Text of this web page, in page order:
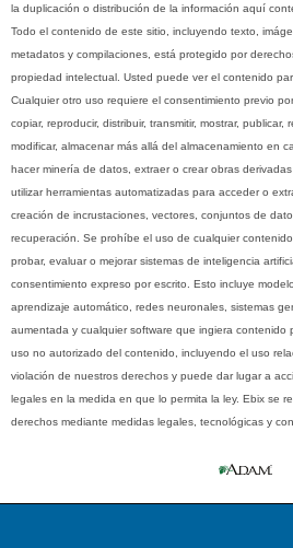
la duplicación o distribución de la información aquí
Todo el contenido de este sitio, incluyendo texto,
metadatos y compilaciones, está protegido por
propiedad intelectual. Usted puede ver el contenido
Cualquier otro uso requiere el consentimiento previo
copiar, reproducir, distribuir, transmitir, mostrar,
modificar, almacenar más allá del almacenamiento en
hacer minería de datos, extraer o crear obras
utilizar herramientas automatizadas para acceder o
creación de incrustaciones, vectores, conjuntos de
recuperación. Se prohíbe el uso de cualquier
probar, evaluar o mejorar sistemas de inteligencia
consentimiento expreso por escrito. Esto incluye
aprendizaje automático, redes neuronales, sistemas
aumentada y cualquier software que ingiera contenido
uso no autorizado del contenido, incluyendo el uso
violación de nuestros derechos y puede dar lugar a
legales en la medida en que lo permita la ley. Ebix se
derechos mediante medidas legales, tecnológicas y